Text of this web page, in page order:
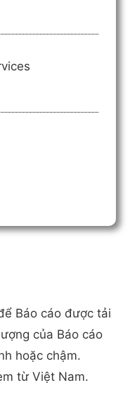
Báo cáo được tải
của Báo cáo
hoặc chậm.
từ Việt Nam.